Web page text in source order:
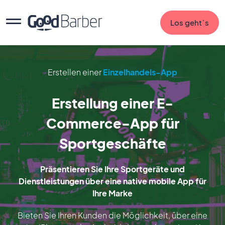
Los geht`s
Erstellen einerEinzelhandels-App
Erstellung einer E-
Commerce-App für
Sportgeschäfte
Präsentieren Sie Ihre Sportgeräte und
Dienstleistungen über eine native mobile App für
Ihre Marke
Bieten Sie Ihren Kunden die Möglichkeit, über eine